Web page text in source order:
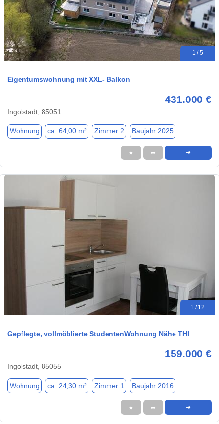
1 / 5
Eigentumswohnung mit XXL- Balkon
431.000 €
Ingolstadt, 85051
Wohnung ca. 64,00 m² Zimmer 2 Baujahr 2025
★ ➦ ➜
1 / 12
Gepflegte, vollmöblierte StudentenWohnung Nähe THI
159.000 €
Ingolstadt, 85055
Wohnung ca. 24,30 m² Zimmer 1 Baujahr 2016
★ ➦ ➜